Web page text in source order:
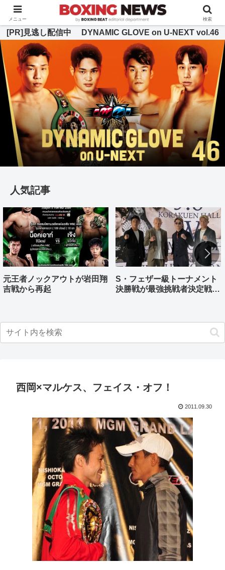
BOXING BEAT [ボクシング・ビート] 公式サイト
[PR]見逃し配信中 DYNAMIC GLOVE on U-NEXT vol.46
人気記事
元王者ノックアウトが岩田翔
吉戦から再起
S・フェザー級トーナメント
決勝戦が最強挑戦者決定戦兼
西岡×マルケス、フェイス・オフ！
2011.09.30
メニュー 検索